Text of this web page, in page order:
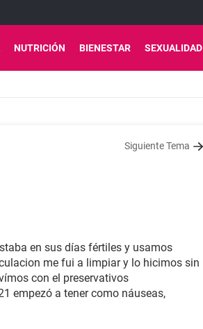
NUTRICIÓN BIENESTAR SEXUALIDAD
Siguiente Tema
en sus días fértiles y usamos
me fui a limpiar y lo hicimos sin
con el preservativos
empezó a tener como náuseas,